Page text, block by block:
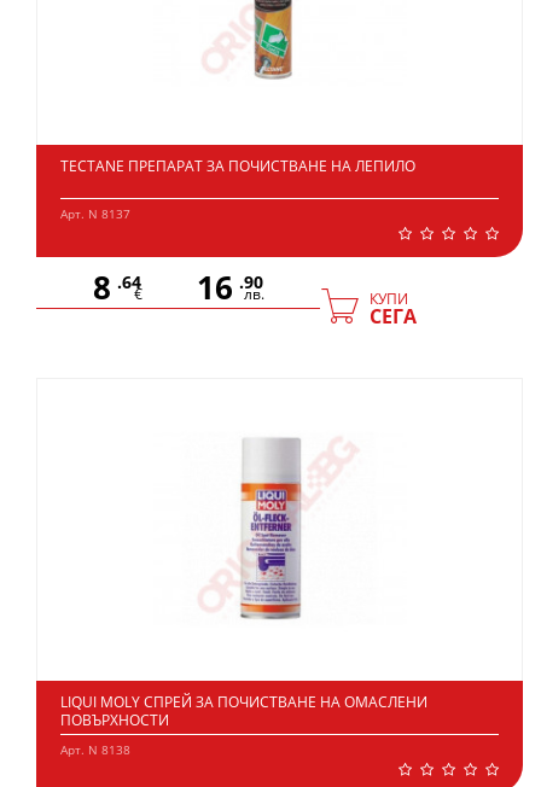
TECTANE ПРЕПАРАТ ЗА ПОЧИСТВАНЕ НА ЛЕПИЛО
Арт. N 8137
8 .64
€ 16 .90
лв. КУПИ
СЕГА
LIQUI MOLY СПРЕЙ ЗА ПОЧИСТВАНЕ НА ОМАСЛЕНИ
ПОВЪРХНОСТИ
Арт. N 8138